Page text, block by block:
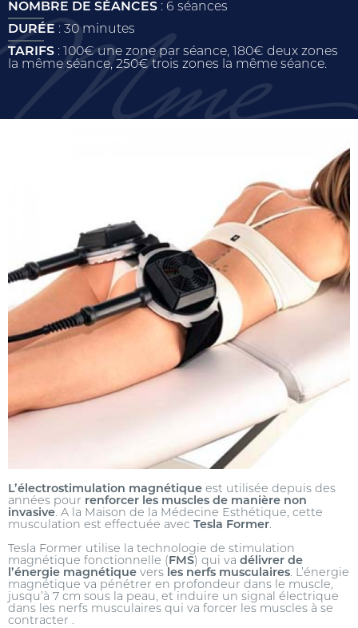
NOMBRE DE SÉANCES : 6 séances
DURÉE : 30 minutes
TARIFS : 100€ une zone par séance, 180€ deux zones
la même séance, 250€ trois zones la même séance.
L’électrostimulation magnétique est utilisée depuis des
années pour renforcer les muscles de manière non
invasive. A la Maison de la Médecine Esthétique, cette
musculation est effectuée avec Tesla Former.
Tesla Former utilise la technologie de stimulation
magnétique fonctionnelle ( FMS) qui va délivrer de
l’énergie magnétique vers les nerfs musculaires. L’énergie
magnétique va pénétrer en profondeur dans le muscle,
jusqu’à 7 cm sous la peau, et induire un signal électrique
dans les nerfs musculaires qui va forcer les muscles à se
contracter .